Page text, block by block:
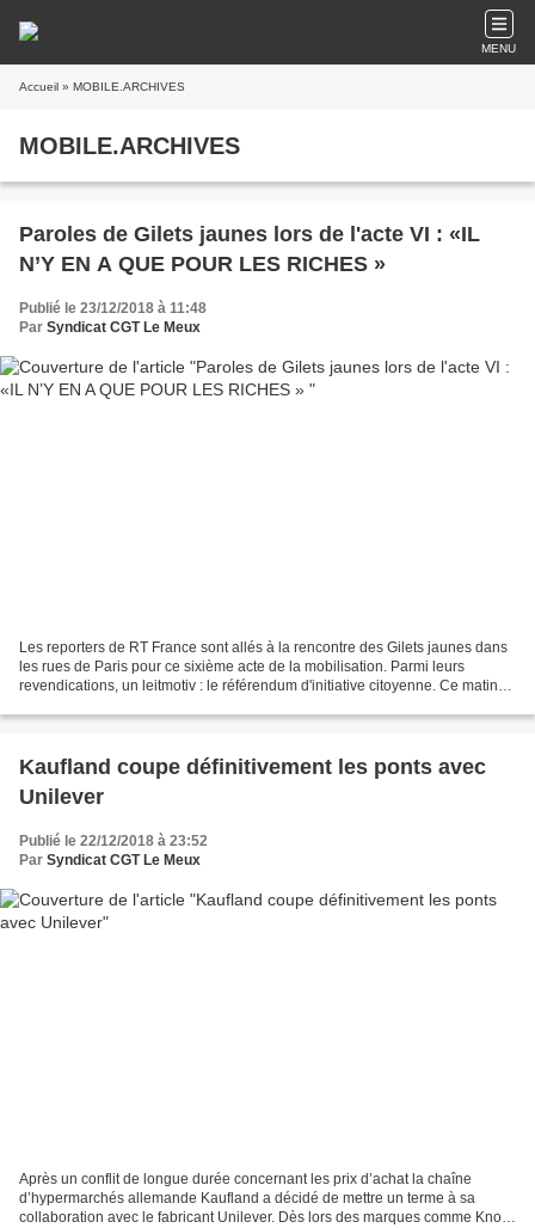
MENU
Accueil » MOBILE.ARCHIVES
MOBILE.ARCHIVES
Paroles de Gilets jaunes lors de l'acte VI : «IL
N’Y EN A QUE POUR LES RICHES »
Publié le 23/12/2018 à 11:48
Par Syndicat CGT Le Meux
Les reporters de RT France sont allés à la rencontre des Gilets jaunes dans
les rues de Paris pour ce sixième acte de la mobilisation. Parmi leurs
revendications, un leitmotiv : le référendum d'initiative citoyenne. Ce matin
Kaufland coupe définitivement les ponts avec
Unilever
Publié le 22/12/2018 à 23:52
Par Syndicat CGT Le Meux
Après un conflit de longue durée concernant les prix d’achat la chaîne
d’hypermarchés allemande Kaufland a décidé de mettre un terme à sa
collaboration avec le fabricant Unilever. Dès lors des marques comme Knorr,